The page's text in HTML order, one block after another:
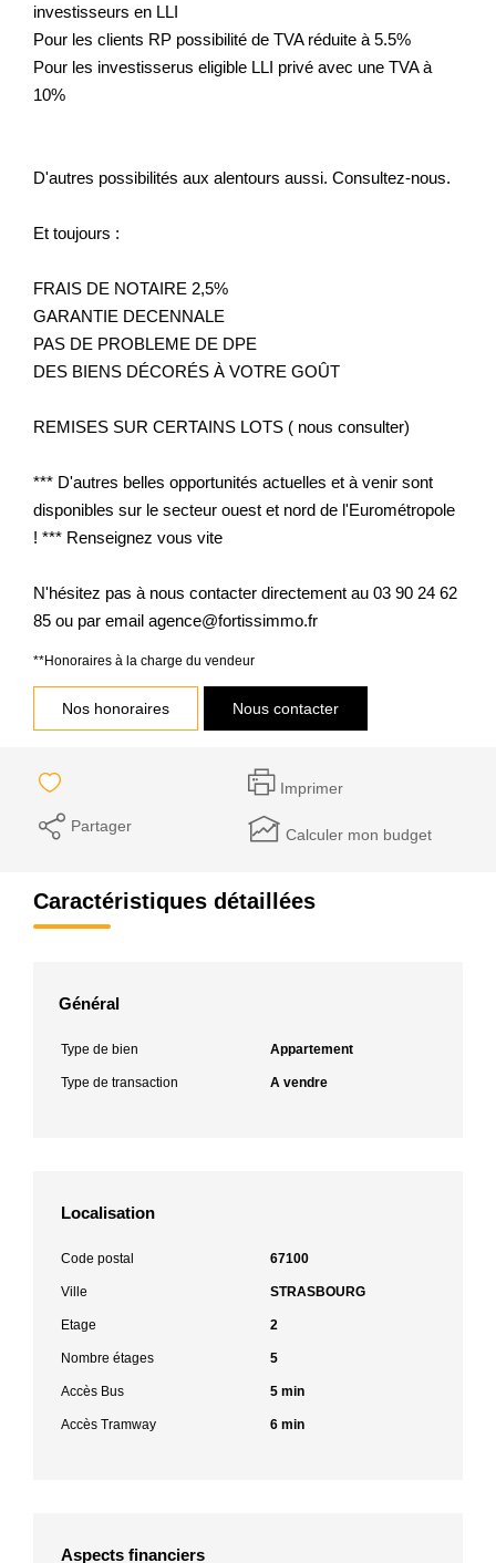
investisseurs en LLI
Pour les clients RP possibilité de TVA réduite à 5.5%
Pour les investisserus eligible LLI privé avec une TVA à
10%
D'autres possibilités aux alentours aussi. Consultez-nous.
Et toujours :
FRAIS DE NOTAIRE 2,5%
GARANTIE DECENNALE
PAS DE PROBLEME DE DPE
DES BIENS DÉCORÉS À VOTRE GOÛT
REMISES SUR CERTAINS LOTS ( nous consulter)
*** D'autres belles opportunités actuelles et à venir sont
disponibles sur le secteur ouest et nord de l'Eurométropole
! *** Renseignez vous vite
N'hésitez pas à nous contacter directement au 03 90 24 62
85 ou par email agence@fortissimmo.fr
**Honoraires à la charge du vendeur
Nos honoraires Nous contacter
Imprimer
Partager Calculer mon budget
Caractéristiques détaillées
Général
Type de bien Appartement
Type de transaction A vendre
Localisation
Code postal 67100
Ville STRASBOURG
Etage 2
Nombre étages 5
Accès Bus 5 min
Accès Tramway 6 min
Aspects financiers